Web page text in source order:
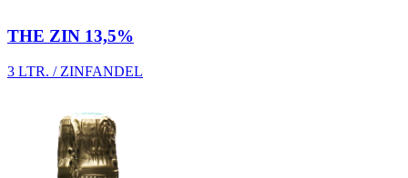
THE ZIN 13,5%
3 LTR. / ZINFANDEL